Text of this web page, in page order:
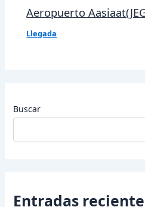
Aeropuerto
Llegada
Buscar
Entradas